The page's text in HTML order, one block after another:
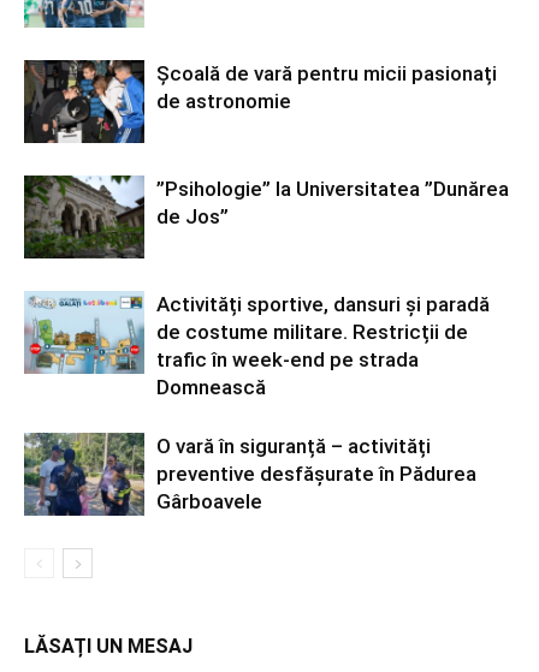
Școală de vară pentru micii pasionați
de astronomie
”Psihologie” la Universitatea ”Dunărea
de Jos”
Activități sportive, dansuri și paradă
de costume militare. Restricții de
trafic în week-end pe strada
Domnească
O vară în siguranță – activități
preventive desfășurate în Pădurea
Gârboavele
LĂSAȚI UN MESAJ